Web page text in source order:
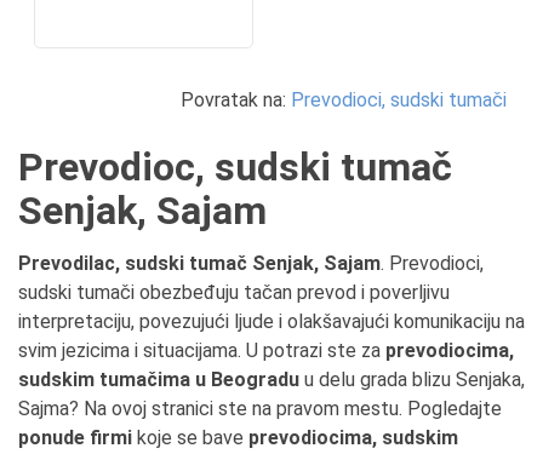
Povratak na: Prevodioci, sudski tumači
Prevodioc, sudski tumač
Senjak, Sajam
Prevodilac, sudski tumač Senjak, Sajam. Prevodioci,
sudski tumači obezbeđuju tačan prevod i poverljivu
interpretaciju, povezujući ljude i olakšavajući komunikaciju na
svim jezicima i situacijama. U potrazi ste za prevodiocima,
sudskim tumačima u Beogradu u delu grada blizu Senjaka,
Sajma? Na ovoj stranici ste na pravom mestu. Pogledajte
ponude firmi koje se bave prevodiocima, sudskim